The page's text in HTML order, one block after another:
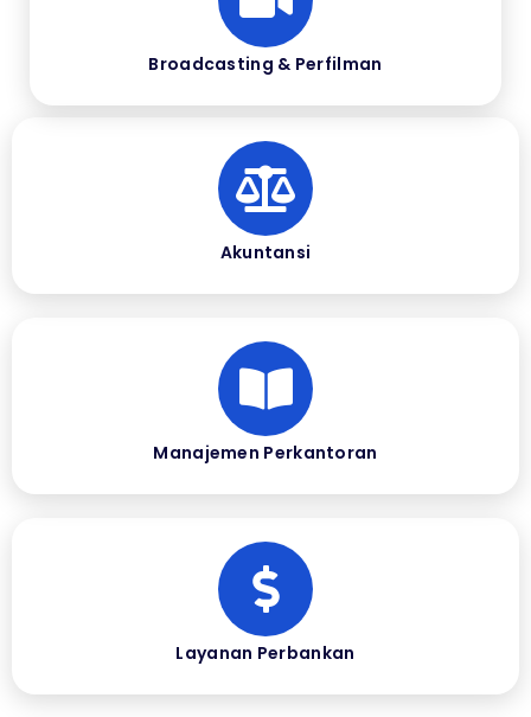
Broadcasting & Perfilman
Akuntansi
Manajemen Perkantoran
Layanan Perbankan